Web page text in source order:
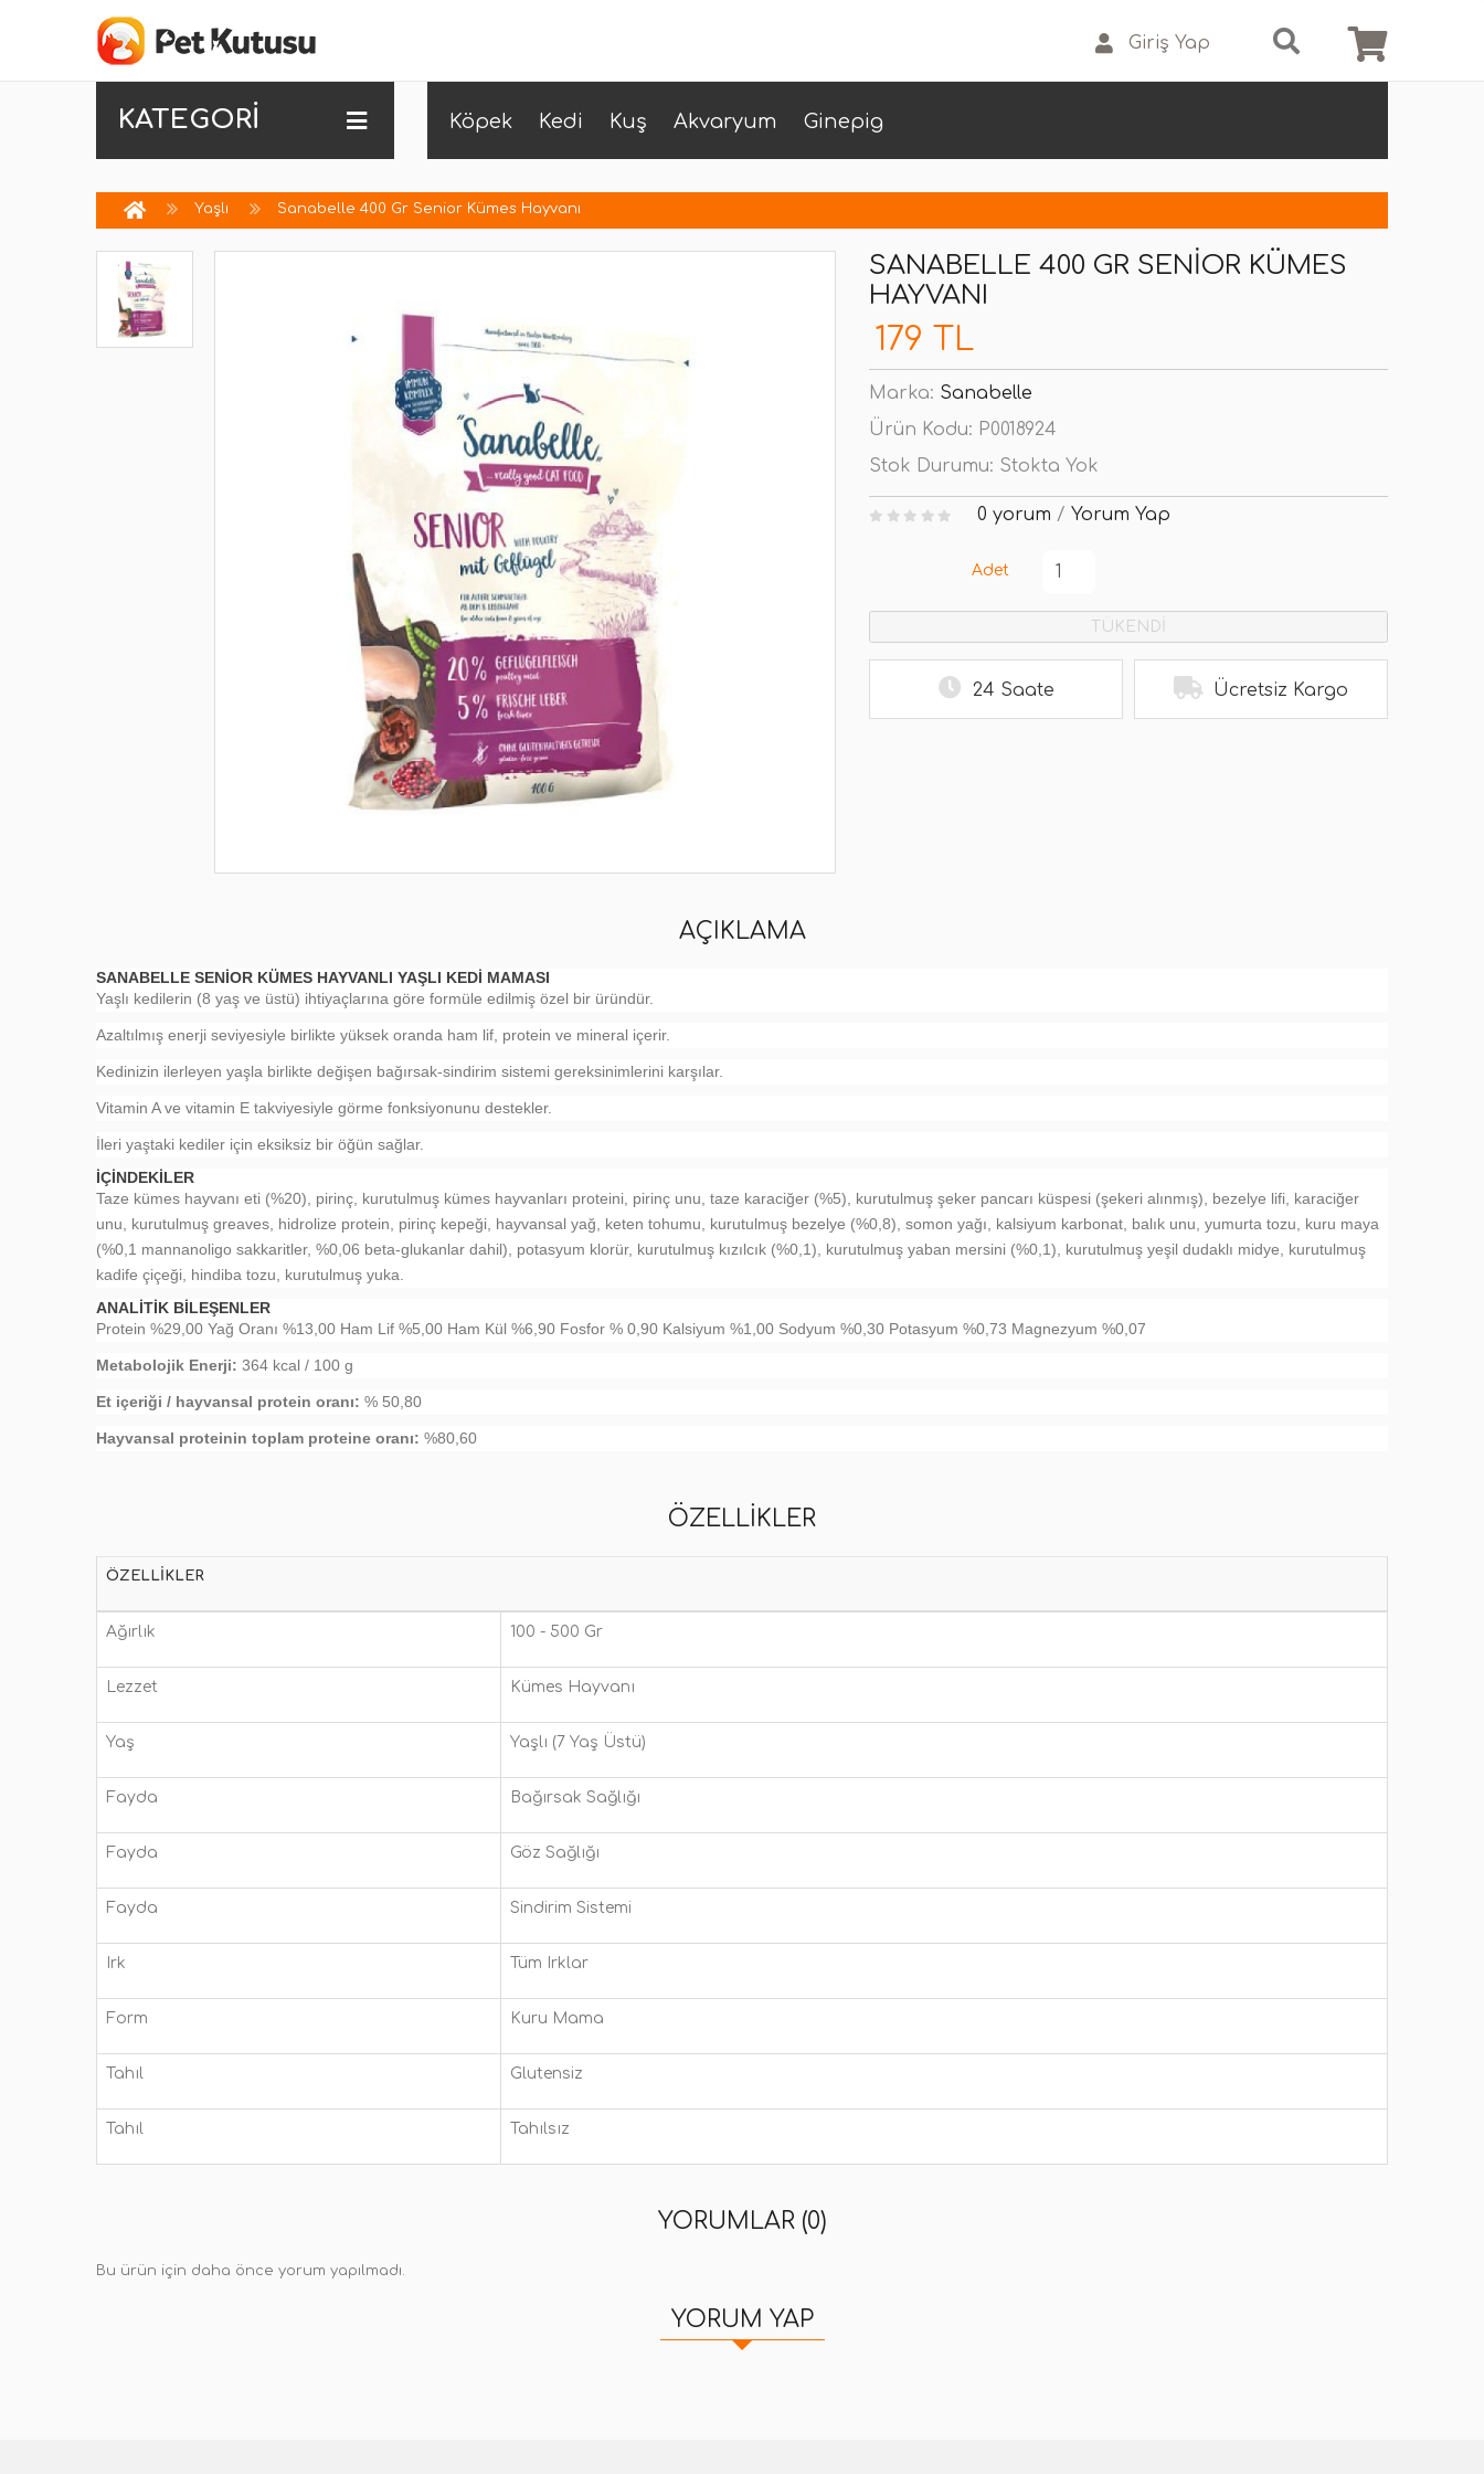
Giriş Yap
KATEGORİ Köpek Kedi Kuş Akvaryum Ginepig
Yaşlı Sanabelle 400 Gr Senior Kümes Hayvanı
SANABELLE 400 GR SENIOR KÜMES
HAYVANI
179 TL
Marka: Sanabelle
Ürün Kodu: P0018924
Stok Durumu: Stokta Yok
0 yorum / Yorum Yap
Adet
TÜKENDİ
24 Saate Ücretsiz Kargo
AÇIKLAMA
SANABELLE SENIOR KÜMES HAYVANLI YAŞLI KEDI MAMASI
Yaşlı kedilerin (8 yaş ve üstü) ihtiyaçlarına göre formüle edilmiş özel bir üründür.
Azaltılmış enerji seviyesiyle birlikte yüksek oranda ham lif, protein ve mineral içerir.
Kedinizin ilerleyen yaşla birlikte değişen bağırsak-sindirim sistemi gereksinimlerini karşılar.
Vitamin A ve vitamin E takviyesiyle görme fonksiyonunu destekler.
İleri yaştaki kediler için eksiksiz bir öğün sağlar.
İÇINDEKILER
Taze kümes hayvanı eti (%20), pirinç, kurutulmuş kümes hayvanları proteini, pirinç unu, taze karaciğer (%5), kurutulmuş şeker pancarı küspesi (şekeri alınmış), bezelye lifi, karaciğer
unu, kurutulmuş greaves, hidrolize protein, pirinç kepeği, hayvansal yağ, keten tohumu, kurutulmuş bezelye (%0,8), somon yağı, kalsiyum karbonat, balık unu, yumurta tozu, kuru maya
(%0,1 mannanoligo sakkaritler, %0,06 beta-glukanlar dahil), potasyum klorür, kurutulmuş kızılcık (%0,1), kurutulmuş yaban mersini (%0,1), kurutulmuş yeşil dudaklı midye, kurutulmuş
kadife çiçeği, hindiba tozu, kurutulmuş yuka.
ANALITIK BILEŞENLER
Protein %29,00 Yağ Oranı %13,00 Ham Lif %5,00 Ham Kül %6,90 Fosfor % 0,90 Kalsiyum %1,00 Sodyum %0,30 Potasyum %0,73 Magnezyum %0,07
Metabolojik Enerji: 364 kcal / 100 g
Et içeriği / hayvansal protein oranı: % 50,80
Hayvansal proteinin toplam proteine oranı: %80,60
ÖZELLIKLER
ÖZELLIKLER
Ağırlık 100 - 500 Gr
Lezzet Kümes Hayvanı
Yaş Yaşlı (7 Yaş Üstü)
Fayda Bağırsak Sağlığı
Fayda Göz Sağlığı
Fayda Sindirim Sistemi
Irk Tüm Irklar
Form Kuru Mama
Tahıl Glutensiz
Tahıl Tahılsız
YORUMLAR (0)
Bu ürün için daha önce yorum yapılmadı.
YORUM YAP